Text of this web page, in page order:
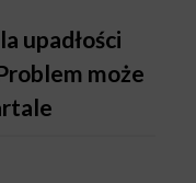
upadłości
może